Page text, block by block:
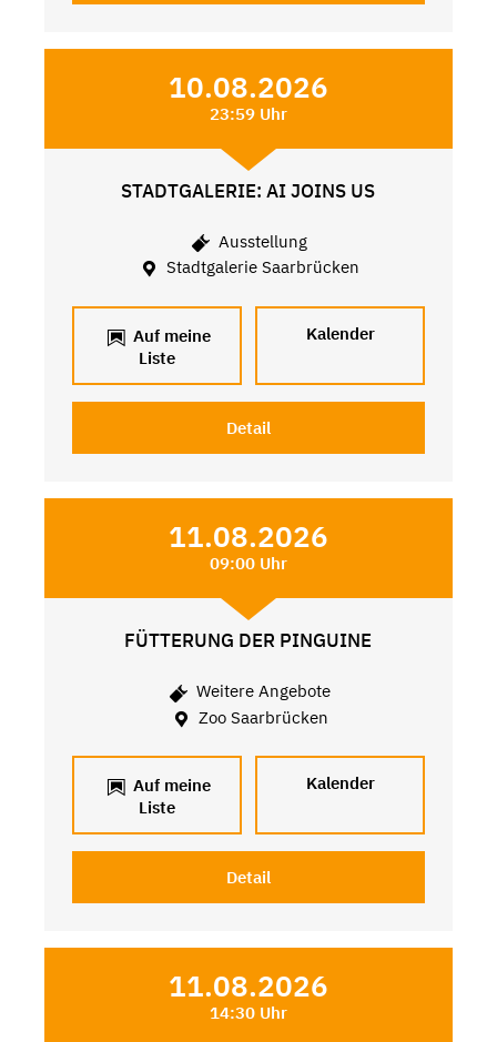
10.08.2026
23:59 Uhr
STADTGALERIE: AI JOINS US
Ausstellung
Stadtgalerie Saarbrücken
Auf meine
Liste
Kalender
Detail
11.08.2026
09:00 Uhr
FÜTTERUNG DER PINGUINE
Weitere Angebote
Zoo Saarbrücken
Auf meine
Liste
Kalender
Detail
11.08.2026
14:30 Uhr